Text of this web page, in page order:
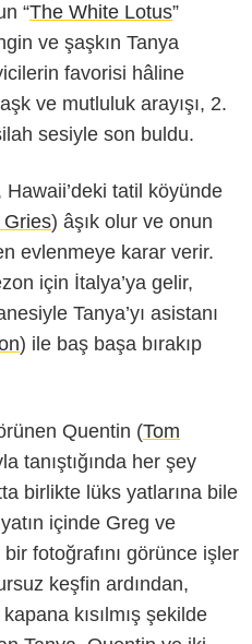
“The White Lotus”
ve şaşkın Tanya
favorisi hâline
ve mutluluk arayışı, 2.
sesiyle son buldu.
tatil köyünde
Gries) âşık olur ve onun
evlenmeye karar verir.
için İtalya’ya gelir,
Tanya’yı asistanı
) ile baş başa bırakıp
Quentin (Tom
tanıştığında her şey
birlikte lüks yatlarına bile
içinde Greg ve
fotoğrafını görünce işler
keşfin ardından,
kısılmış şekilde